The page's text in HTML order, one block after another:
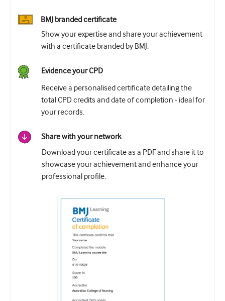
BMJ branded certificate
Show your expertise and share your achievement
with a certificate branded by BMJ.
Evidence your CPD
Receive a personalised certificate detailing the
total CPD credits and date of completion - ideal for
your records.
Share with your network
Download your certificate as a PDF and share it to
showcase your achievement and enhance your
professional profile.